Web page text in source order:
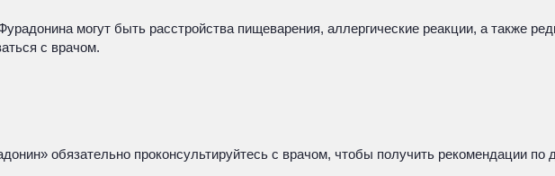
могут быть расстройства пищеварения, аллергические реакции, а также
с врачом.
обязательно проконсультируйтесь с врачом, чтобы получить рекомендации по